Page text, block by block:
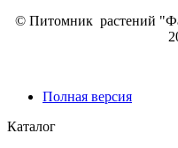
© Питомник растений
Полная версия
Каталог